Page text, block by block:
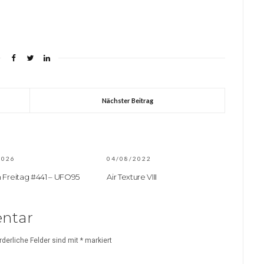
Nächster Beitrag
#441 – UFO95
04/08/2022
Air Texture VIII
Felder sind mit * markiert